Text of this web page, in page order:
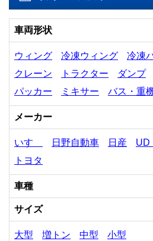
車両形状
ウィング 冷凍ウィング 冷凍
クレーン
トラクター ダンプ
パッカー
ミキサー バス・重
メーカー
いすゞ 日野自動車 日産 UD
トヨタ
車種
サイズ
大型 増トン 中型 小型